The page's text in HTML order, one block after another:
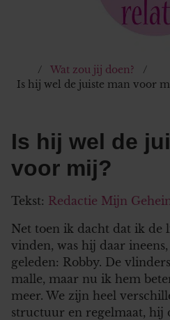
Wat zou jij doen?
Is hij wel de juiste man voor
Is hij wel de
voor mij?
Tekst: Redactie Mijn
Net toen ik dacht dat ik de
vinden, was hij daar
geleden: Robby. De
malle, maar nu ik hem
meer. We zijn heel
structuur en regelmaat, hij